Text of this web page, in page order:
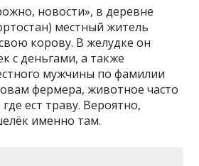
новости», в деревне
местный житель
корову. В желудке он
с деньгами, а также
мужчины по фамилии
фермера, животное часто
ест траву. Вероятно,
именно там.